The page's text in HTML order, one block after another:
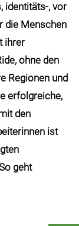
identitäts-, vor
die Menschen
ihrer
ohne den
Regionen und
erfolgreiche,
den
ist
geht